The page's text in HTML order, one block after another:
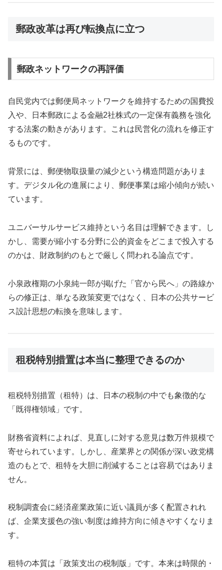
郵政改革は再び転換点に立つ
郵政ネットワークの再評価
自民党内では郵便局ネットワークを維持するための国費投
入や、日本郵政による金融2社株式の一定保有義務を強化
する法案の動きがあります。これは民営化の流れを修正す
るものです。
背景には、郵便物取扱量の減少という構造問題がありま
す。デジタル化の進展により、郵便事業は縮小傾向が続い
ています。
ユニバーサルサービス維持という名目は理解できます。し
かし、需要が縮小する分野に公的資金をどこまで投入する
のかは、財政制約のもとで厳しく問われる論点です。
小泉政権期の小泉純一郎が掲げた「官から民へ」の路線か
らの修正は、単なる政策変更ではなく、日本の公共サービ
ス設計思想の転換を意味します。
租税特別措置は本当に整理できるのか
租税特別措置（租特）は、日本の税制の中でも象徴的な
「既得権領域」です。
財務省資料によれば、見直しに対する意見は数万件規模で
寄せられています。しかし、産業界との関係が深い政党構
造のもとで、租特を大胆に削減することは容易ではありま
せん。
税制調査会に経済産業政策に近い議員が多く配置されれ
ば、企業支援色の強い制度は維持方向に傾きやすくなりま
す。
租特の本質は「政策支出の税制版」です。本来は時限的・